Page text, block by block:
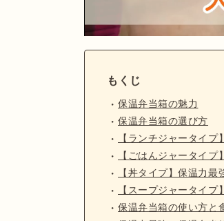
もくじ
保温弁当箱の魅力
保温弁当箱の選び方
【ランチジャータイ
【ごはんジャータイ
【丼タイプ】保温力最
【スープジャータイ
保温弁当箱の使い方と